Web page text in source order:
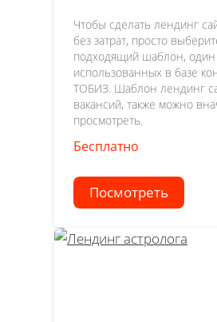
Чтобы сделать лендинг
без затрат, просто
подходящий шаблон, один
использованных в базе
ТОБИЗ. Шаблон лендинг
вакансий, также можно
просмотреть.
Бесплатно
Посмотреть